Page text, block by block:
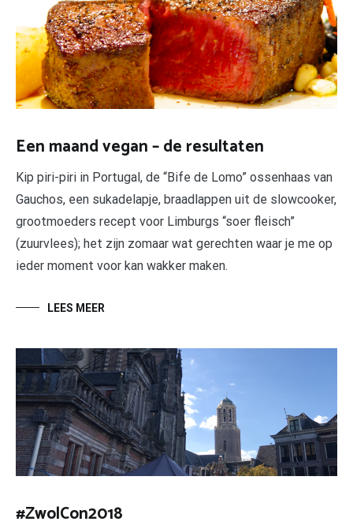
Een maand vegan – de resultaten
Kip piri-piri in Portugal, de “Bife de Lomo” ossenhaas van
Gauchos, een sukadelapje, braadlappen uit de slowcooker,
grootmoeders recept voor Limburgs “soer fleisch”
(zuurvlees); het zijn zomaar wat gerechten waar je me op
ieder moment voor kan wakker maken.
LEES MEER
#ZwolCon2018